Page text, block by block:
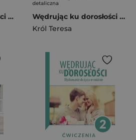
Wędrując ku dorosłości Podręcznik dla klasy 5 szkoły podstawowej wychowanie do życia w rodzinie
detaliczna
Wędrując ku dorosłości ćwiczenia dla uczniów klasy 3 liceum ogólnokształcącego, technikum, szkoły branżowej I stopnia wychowanie do życia w rodzinie
Król Teresa